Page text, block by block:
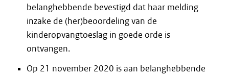
belanghebbende bevestigd dat haar melding
inzake de (her)beoordeling van de
kinderopvangtoeslag in goede orde is
ontvangen.
Op 21 november 2020 is aan belanghebbende